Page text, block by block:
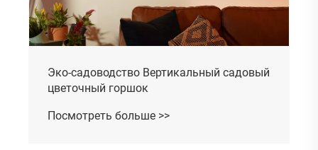
Эко-садоводство Вертикальный садовый
цветочный горшок
Посмотреть больше >>